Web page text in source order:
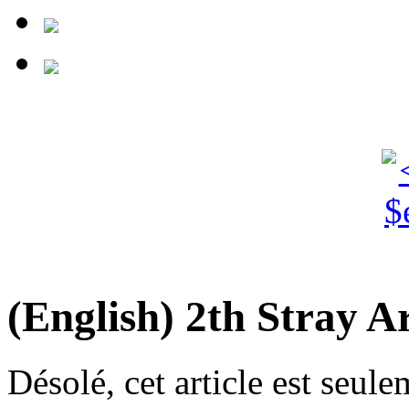
(English) 2th Stray
Désolé, cet article est